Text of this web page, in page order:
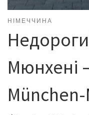
НІМЕЧЧИНА
Мюнхені